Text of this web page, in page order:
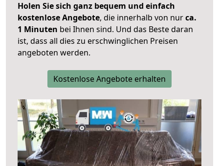
Holen Sie sich ganz bequem und einfach
kostenlose Angebote, die innerhalb von nurca.
1 Minuten bei Ihnen sind. Und das Beste daran
ist, dass all dies zu erschwinglichen Preisen
angeboten werden.
Kostenlose Angebote erhalten